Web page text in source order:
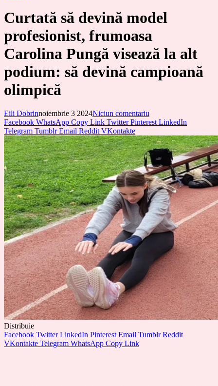
Curtată să devină model
profesionist, frumoasa
Carolina Pungă visează la alt
podium: să devină campioană
olimpică
Eili Dobrinnoiembrie 3 2024Niciun comentariu
Facebook WhatsApp Copy Link Twitter Pinterest LinkedIn
Telegram Tumblr Email Reddit VKontakte
Distribuie
Facebook Twitter LinkedIn Pinterest Email Tumblr Reddit
VKontakte Telegram WhatsApp Copy Link